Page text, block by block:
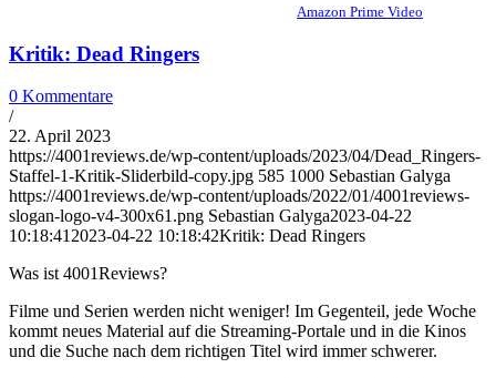
Amazon Prime Video
Kritik: Dead Ringers
0 Kommentare
/
22. April 2023
https://4001reviews.de/wp-content/uploads/2023/04/Dead_Ringers-
Staffel-1-Kritik-Sliderbild-copy.jpg 585 1000 Sebastian Galyga
https://4001reviews.de/wp-content/uploads/2022/01/4001reviews-
slogan-logo-v4-300x61.png Sebastian Galyga2023-04-22
10:18:41 2023-04-22 10:18:42Kritik: Dead Ringers
Was ist 4001Reviews?
Filme und Serien werden nicht weniger! Im Gegenteil, jede Woche
kommt neues Material auf die Streaming-Portale und in die Kinos
und die Suche nach dem richtigen Titel wird immer schwerer.